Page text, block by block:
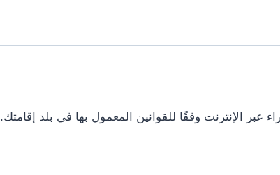
عبر الإنترنت وفقًا للقوانين المعمول بها في بلد إقامتك.